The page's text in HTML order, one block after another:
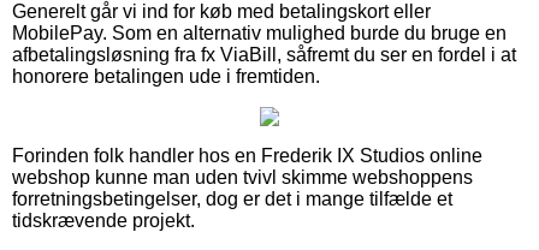
Generelt går vi ind for køb med betalingskort eller
MobilePay. Som en alternativ mulighed burde du bruge en
afbetalingsløsning fra fx ViaBill, såfremt du ser en fordel i at
honorere betalingen ude i fremtiden.
Forinden folk handler hos en Frederik IX Studios online
webshop kunne man uden tvivl skimme webshoppens
forretningsbetingelser, dog er det i mange tilfælde et
tidskrævende projekt.